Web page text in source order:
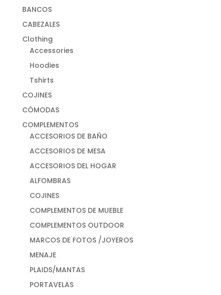
BANCOS
CABEZALES
Clothing
Accessories
Hoodies
Tshirts
COJINES
CÓMODAS
COMPLEMENTOS
ACCESORIOS DE BAÑO
ACCESORIOS DE MESA
ACCESORIOS DEL HOGAR
ALFOMBRAS
COJINES
COMPLEMENTOS DE MUEBLE
COMPLEMENTOS OUTDOOR
MARCOS DE FOTOS /JOYEROS
MENAJE
PLAIDS/MANTAS
PORTAVELAS